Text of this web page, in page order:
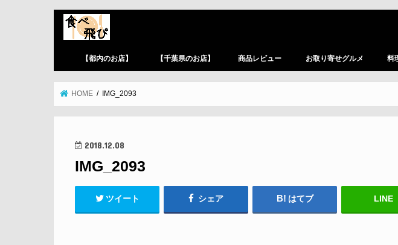
【都内のお店】 【千葉県のお店】 商品レビュー お取り寄せグルメ 料
HOME IMG_2093
2018.12.08
IMG_2093
ツイート シェア はてブ LINE